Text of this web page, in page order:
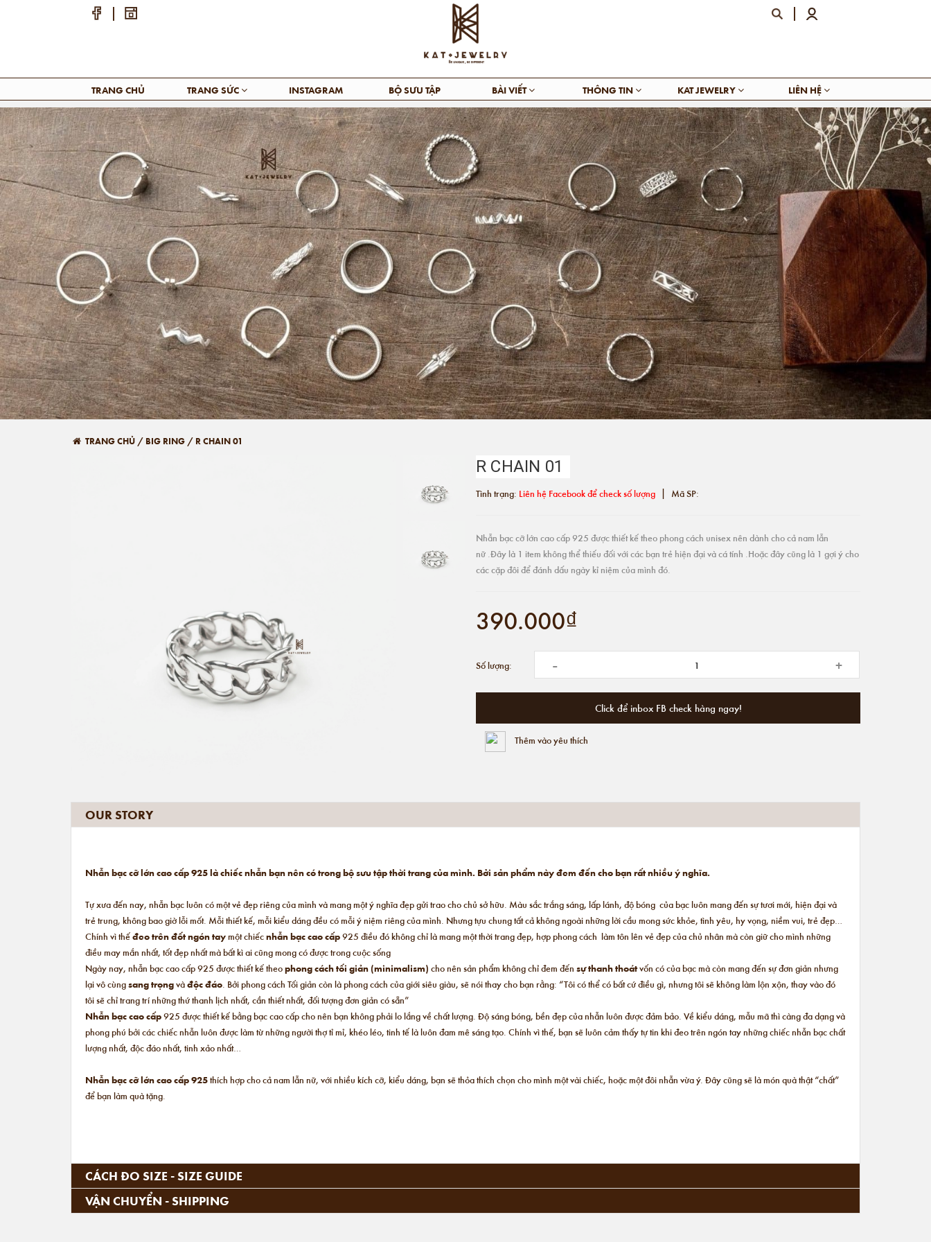
TRANG CHỦ TRANG SỨC INSTAGRAM BỘ SƯU TẬP BÀI VIẾT THÔNG TIN KAT JEWELRY LIÊN HỆ
TRANG CHỦ / BIG RING / R CHAIN 01
R CHAIN 01
Tình trạng: Liên hệ Facebook để check số lượng | Mã SP:
Nhẫn bạc cỡ lớn cao cấp 925 được thiết kế theo phong cách unisex nên dành cho cả nam lẫn
nữ .Đây là 1 item không thể thiếu đối với các bạn trẻ hiện đại và cá tính .Hoặc đây cũng là 1 gợi ý cho
các cặp đôi để đánh dấu ngày kỉ niệm của mình đó.
390.000₫
Số lượng: - +
Click để inbox FB check hàng ngay!
Thêm vào yêu thích
OUR STORY
Nhẫn bạc cỡ lớn cao cấp 925 là chiếc nhẫn bạn nên có trong bộ sưu tập thời trang của mình. Bởi sản phẩm này đem đến cho bạn rất nhiều ý nghĩa.
Tự xưa đến nay, nhẫn bạc luôn có một vẻ đẹp riêng của mình và mang một ý nghĩa đẹp gửi trao cho chủ sở hữu. Màu sắc trắng sáng, lấp lánh, độ bóng của bạc luôn mang đến sự tươi mới, hiện đại và
trẻ trung, không bao giờ lỗi mốt. Mỗi thiết kế, mỗi kiểu dáng đều có mỗi ý niệm riêng của mình. Nhưng tựu chung tất cả không ngoài những lời cầu mong sức khỏe, tình yêu, hy vọng, niềm vui, trẻ đẹp…
Chính vì thếđeo trên đốt ngón taymột chiếcnhẫn bạc cao cấp925 điều đó không chỉ là mang một thời trang đẹp, hợp phong cách làm tôn lên vẻ đẹp của chủ nhân mà còn giữ cho mình những
điều may mắn nhất, tốt đẹp nhất mà bất kì ai cũng mong có được trong cuộc sống
Ngày nay, nhẫn bạc cao cấp 925 được thiết kế theophong cách tối giản (minimalism)cho nên sản phẩm không chỉ đem đếnsự thanh thoátvốn có của bạc mà còn mang đến sự đơn giản nhưng
lại vô cùngsang trọngvàđộc đáo. Bởi phong cách Tối giản còn là phong cách của giới siêu giàu, sẽ nói thay cho bạn rằng: “Tôi có thể có bất cứ điều gì, nhưng tôi sẽ không làm lộn xộn, thay vào đó
tôi sẽ chỉ trang trí những thứ thanh lịch nhất, cần thiết nhất, đối tượng đơn giản có sẵn”
Nhẫn bạc cao cấp925 được thiết kế bằng bạc cao cấp cho nên bạn không phải lo lắng về chất lượng. Độ sáng bóng, bền đẹp của nhẫn luôn được đảm bảo. Về kiểu dáng, mẫu mã thì càng đa dạng và
phong phú bởi các chiếc nhẫn luôn được làm từ những người thợ tỉ mỉ, khéo léo, tinh tế là luôn đam mê sáng tạo. Chính vì thế, bạn sẽ luôn cảm thấy tự tin khi đeo trên ngón tay những chiếc nhẫn bạc chất
lượng nhất, độc đáo nhất, tinh xảo nhất…
Nhẫn bạc cỡ lớn cao cấp 925thích hợp cho cả nam lẫn nữ, với nhiều kích cỡ, kiểu dáng, bạn sẽ thỏa thích chọn cho mình một vài chiếc, hoặc một đôi nhẫn vừa ý. Đây cũng sẽ là món quà thật “chất”
để bạn làm quà tặng.
CÁCH ĐO SIZE - SIZE GUIDE
VẬN CHUYỂN - SHIPPING